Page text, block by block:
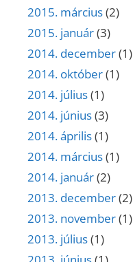
2015. március(2)
2015. január(3)
2014. december(1)
2014. október(1)
2014. július(1)
2014. június(3)
2014. április(1)
2014. március(1)
2014. január(2)
2013. december(2)
2013. november(1)
2013. július(1)